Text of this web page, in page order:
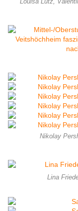
Louisa Lutz,
Nikolay
Lina